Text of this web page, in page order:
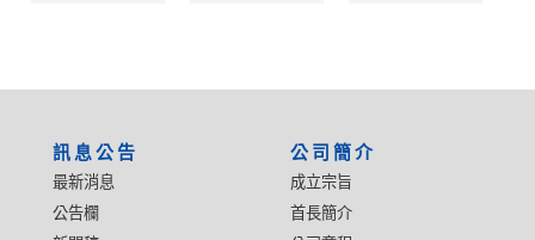
訊息公告
最新消息
公告欄
公司簡介
成立宗旨
首長簡介